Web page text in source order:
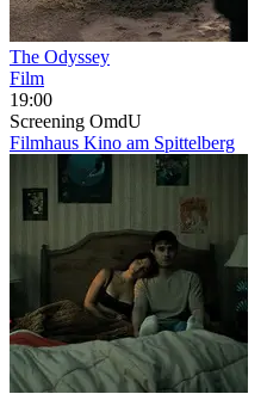
The Odyssey
Film
19:00
Screening OmdU
Filmhaus Kino am Spittelberg